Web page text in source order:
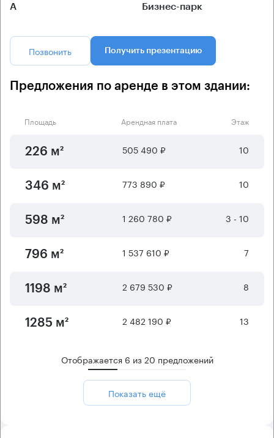
А Бизнес-парк
Позвонить Получить презентацию
Предложения по аренде в этом здании:
Площадь Арендная плата Этаж
226 м² 505 490 ₽ 10
346 м² 773 890 ₽ 10
598 м² 1 260 780 ₽ 3 - 10
796 м² 1 537 610 ₽ 7
1198 м² 2 679 530 ₽ 8
1285 м² 2 482 190 ₽ 13
Отображается 6 из20 предложений
Показать ещё